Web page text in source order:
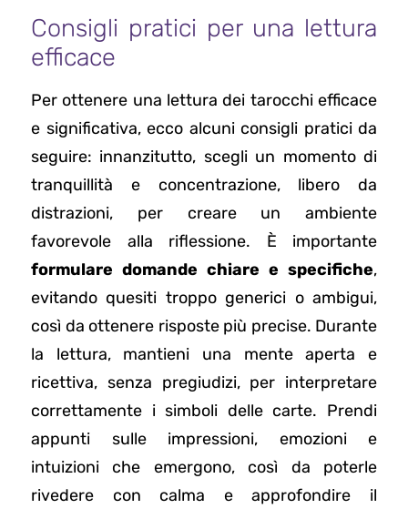
Consigli pratici per una lettura
efficace
Per ottenere una lettura dei tarocchi efficace
e significativa, ecco alcuni consigli pratici da
seguire: innanzitutto, scegli un momento di
tranquillità e concentrazione, libero da
distrazioni, per creare un ambiente
favorevole alla riflessione. È importante
formulare domande chiare e specifiche,
evitando quesiti troppo generici o ambigui,
così da ottenere risposte più precise. Durante
la lettura, mantieni una mente aperta e
ricettiva, senza pregiudizi, per interpretare
correttamente i simboli delle carte. Prendi
appunti sulle impressioni, emozioni e
intuizioni che emergono, così da poterle
rivedere con calma e approfondire il